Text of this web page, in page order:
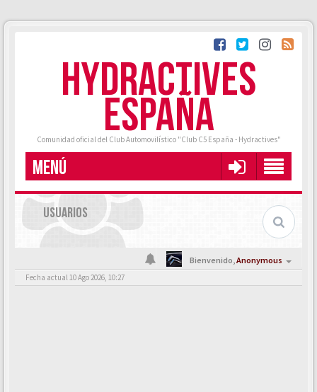
HYDRACTIVES
ESPAÑA
Comunidad oficial del Club Automovilístico "Club C5 España - Hydractives"
MENÚ
USUARIOS
Bienvenido,Anonymous
Fecha actual 10 Ago 2026, 10:27